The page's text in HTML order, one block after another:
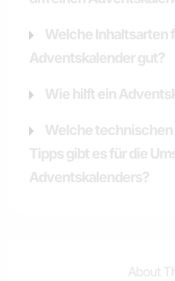
Welche Inhaltsarten
Adventskalender gut?
Wie hilft ein
Welche
Tipps gibt es für die
Adventskalenders?
About